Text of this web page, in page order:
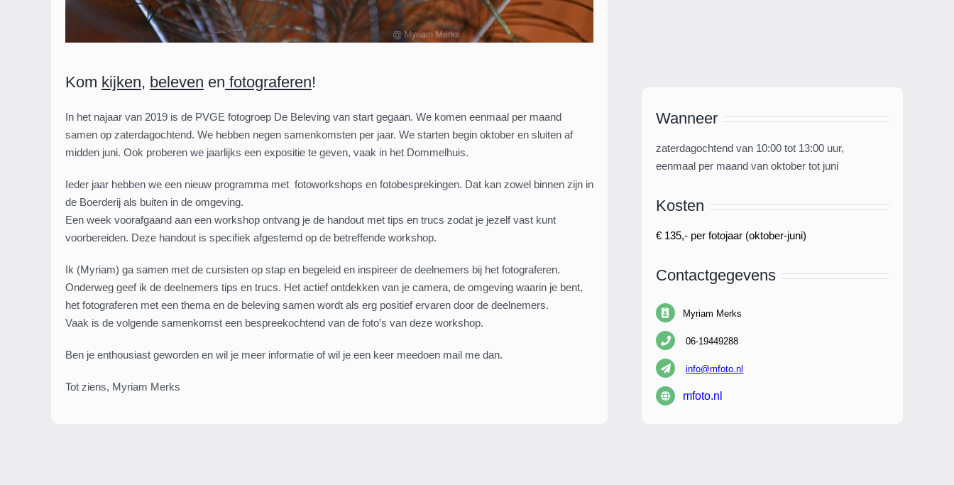
Kom kijken, beleven en fotograferen!
In het najaar van 2019 is de PVGE fotogroep De Beleving van start gegaan. We komen eenmaal per maand
samen op zaterdagochtend. We hebben negen samenkomsten per jaar. We starten begin oktober en sluiten af
midden juni. Ook proberen we jaarlijks een expositie te geven, vaak in het Dommelhuis.
Ieder jaar hebben we een nieuw programma met fotoworkshops en fotobesprekingen. Dat kan zowel binnen zijn in
de Boerderij als buiten in de omgeving.
Een week voorafgaand aan een workshop ontvang je de handout met tips en trucs zodat je jezelf vast kunt
voorbereiden. Deze handout is specifiek afgestemd op de betreffende workshop.
Ik (Myriam) ga samen met de cursisten op stap en begeleid en inspireer de deelnemers bij het fotograferen.
Onderweg geef ik de deelnemers tips en trucs. Het actief ontdekken van je camera, de omgeving waarin je bent,
het fotograferen met een thema en de beleving samen wordt als erg positief ervaren door de deelnemers.
Vaak is de volgende samenkomst een bespreekochtend van de foto’s van deze workshop.
Ben je enthousiast geworden en wil je meer informatie of wil je een keer meedoen mail me dan.
Tot ziens, Myriam Merks
Wanneer
zaterdagochtend van 10:00 tot 13:00 uur,
eenmaal per maand van oktober tot juni
Kosten
€ 135,- per fotojaar (oktober-juni)
Contactgegevens
Myriam Merks
06-19449288
info@mfoto.nl
mfoto.nl